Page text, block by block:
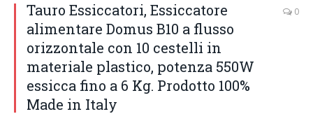
Tauro Essiccatori, Essiccatore
alimentare Domus B10 a flusso
orizzontale con 10 cestelli in
materiale plastico, potenza 550W
essicca fino a 6 Kg. Prodotto 100%
Made in Italy
0